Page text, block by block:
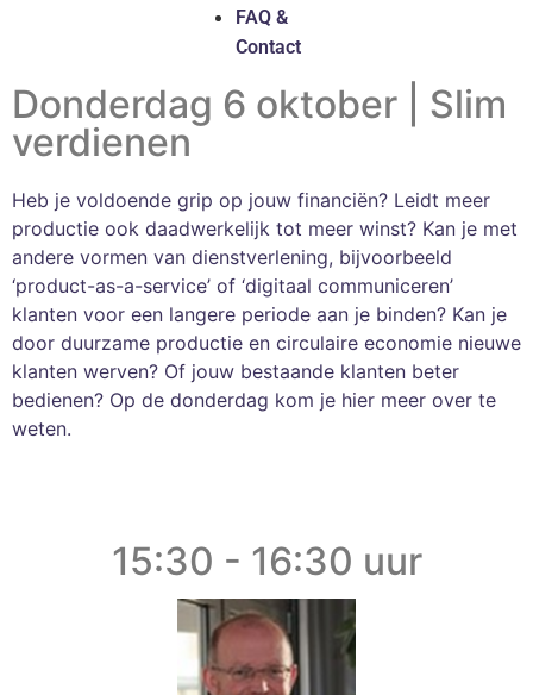
FAQ &
Contact
Donderdag 6 oktober | Slim
verdienen
Heb je voldoende grip op jouw financiën? Leidt meer
productie ook daadwerkelijk tot meer winst? Kan je met
andere vormen van dienstverlening, bijvoorbeeld
‘product-as-a-service’ of ‘digitaal communiceren’
klanten voor een langere periode aan je binden? Kan je
door duurzame productie en circulaire economie nieuwe
klanten werven? Of jouw bestaande klanten beter
bedienen? Op de donderdag kom je hier meer over te
weten.
15:30 - 16:30 uur